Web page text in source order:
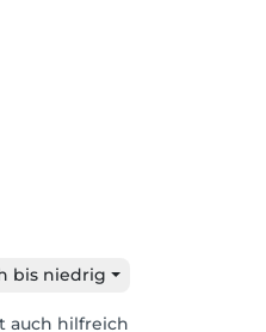
bis niedrig
auch hilfreich